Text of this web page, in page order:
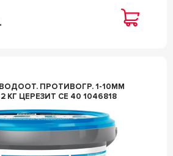
ПРОТИВОГР. 1-10ММ
КГ ЦЕРЕЗИТ CE 40 1046818